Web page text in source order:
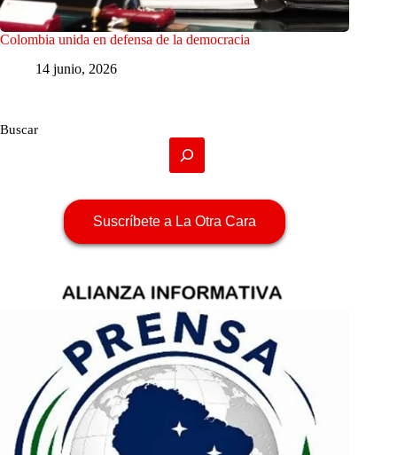
Colombia unida en defensa de la democracia
14 junio, 2026
Buscar
Suscríbete a La Otra Cara